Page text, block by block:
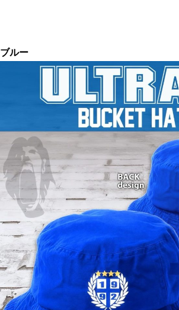
ブルー